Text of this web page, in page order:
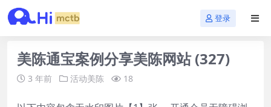
登录
美陈通宝案例分享美陈网站 (327)
3 年前 活动美陈 18